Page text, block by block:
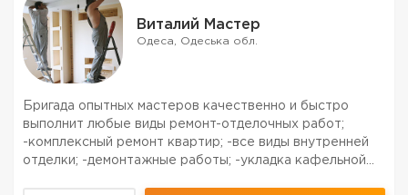
Виталий Мастер
Одеса, Одеська обл.
Бригада опытных мастеров качественно и быстро
выполнит любые виды ремонт-отделочных работ;
-комплексный ремонт квартир; -все виды внутренней
отделки; -демонтажные работы; -укладка кафельной